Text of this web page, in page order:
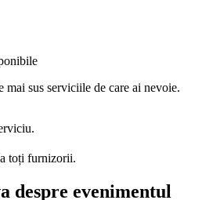
sus serviciile de care ai nevoie.
toți furnizorii.
despre evenimentul